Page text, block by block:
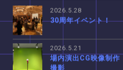
2026.5.28
30周年イベント！
2026.5.21
場内演出CG映像制作